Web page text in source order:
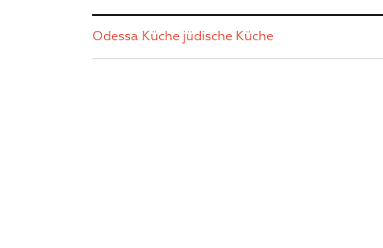
Odessa Küche jüdische Küche